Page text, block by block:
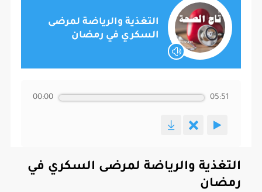
التغذية والرياضة لمرضى
السكري في رمضان
00:00 05:51
التغذية والرياضة لمرضى السكري في
رمضان